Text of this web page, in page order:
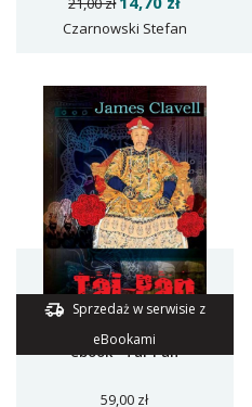
Czarnowski Stefan
Sprzedaż w serwisie z
eBookami
ebook - Tai-Pan
59,00 zł